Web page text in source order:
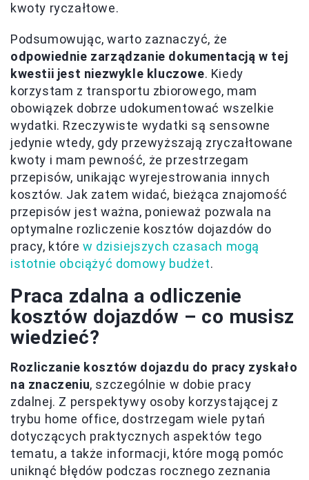
kwoty ryczałtowe.
Podsumowując, warto zaznaczyć, że
odpowiednie zarządzanie dokumentacją w tej
kwestii jest niezwykle kluczowe. Kiedy
korzystam z transportu zbiorowego, mam
obowiązek dobrze udokumentować wszelkie
wydatki. Rzeczywiste wydatki są sensowne
jedynie wtedy, gdy przewyższają zryczałtowane
kwoty i mam pewność, że przestrzegam
przepisów, unikając wyrejestrowania innych
kosztów. Jak zatem widać, bieżąca znajomość
przepisów jest ważna, ponieważ pozwala na
optymalne rozliczenie kosztów dojazdów do
pracy, które w dzisiejszych czasach mogą
istotnie obciążyć domowy budżet.
Praca zdalna a odliczenie
kosztów dojazdów – co musisz
wiedzieć?
Rozliczanie kosztów dojazdu do pracy zyskało
na znaczeniu, szczególnie w dobie pracy
zdalnej. Z perspektywy osoby korzystającej z
trybu home office, dostrzegam wiele pytań
dotyczących praktycznych aspektów tego
tematu, a także informacji, które mogą pomóc
uniknąć błędów podczas rocznego zeznania